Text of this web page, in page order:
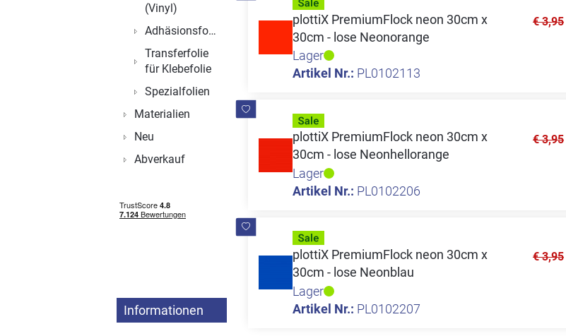
plottiX PremiumFlock neon 30cm x
30cm - lose Neonorange
Lager
Artikel Nr.: PL0102113
€ 3,95
plottiX PremiumFlock neon 30cm x
30cm - lose Neonhellorange
Lager
Artikel Nr.: PL0102206
€ 3,95
plottiX PremiumFlock neon 30cm x
30cm - lose Neonblau
Lager
Artikel Nr.: PL0102207
€ 3,95
(Vinyl)
Adhäsionsfolien
Transferfolie
für Klebefolie
Spezialfolien
Materialien
Neu
Abverkauf
Informationen